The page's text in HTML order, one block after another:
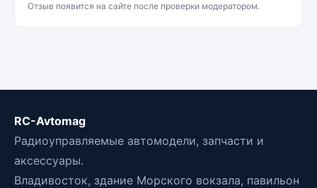
Отзыв появится на сайте после проверки модератором.
RC-Avtomag
Радиоуправляемые автомодели, запчасти и
аксессуары.
Владивосток, здание Морского вокзала, павильон